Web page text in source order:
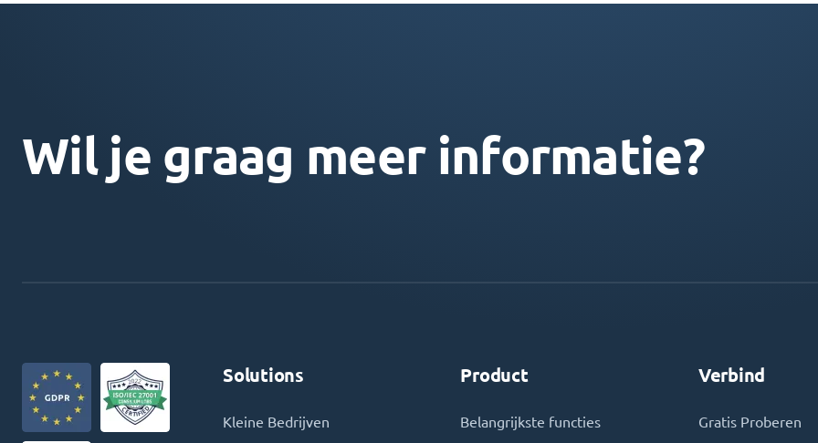
Wil je graag meer informatie?
Solutions
Kleine Bedrijven
Product
Belangrijkste functies
Verbind
Gratis Proberen